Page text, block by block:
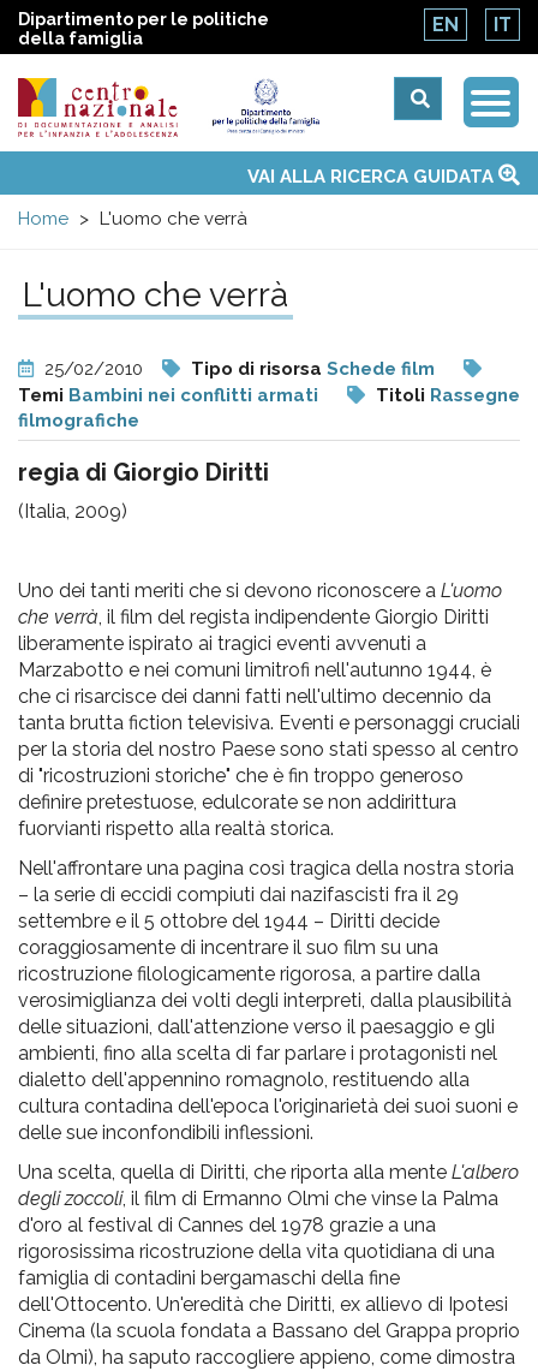
Dipartimento per le politiche
della famiglia
EN IT
Centro
nazionale
di
Documentazione
e
analisi
pr
l'infanzia
e
l'adolescenza
menu
Temi
Attività
Convenzione ONUVAI ALLA RICERCA GUIDATA
Home
L'uomo che verrà
L'uomo che verrà
25/02/2010 Tipo di risorsa Schede film
Temi Bambini nei conflitti armati Titoli Rassegne
filmografiche
regia di Giorgio Diritti
(Italia, 2009)
Uno dei tanti meriti che si devono riconoscere a L'uomo
che verrà, il film del regista indipendente Giorgio Diritti
liberamente ispirato ai tragici eventi avvenuti a
Marzabotto e nei comuni limitrofi nell'autunno 1944, è
che ci risarcisce dei danni fatti nell'ultimo decennio da
tanta brutta fiction televisiva. Eventi e personaggi cruciali
per la storia del nostro Paese sono stati spesso al centro
di "ricostruzioni storiche" che è fin troppo generoso
definire pretestuose, edulcorate se non addirittura
fuorvianti rispetto alla realtà storica.
Nell'affrontare una pagina così tragica della nostra storia
– la serie di eccidi compiuti dai nazifascisti fra il 29
settembre e il 5 ottobre del 1944 – Diritti decide
coraggiosamente di incentrare il suo film su una
ricostruzione filologicamente rigorosa, a partire dalla
verosimiglianza dei volti degli interpreti, dalla plausibilità
delle situazioni, dall'attenzione verso il paesaggio e gli
ambienti, fino alla scelta di far parlare i protagonisti nel
dialetto dell'appennino romagnolo, restituendo alla
cultura contadina dell'epoca l'originarietà dei suoi suoni e
delle sue inconfondibili inflessioni.
Una scelta, quella di Diritti, che riporta alla mente L'albero
degli zoccoli, il film di Ermanno Olmi che vinse la Palma
d'oro al festival di Cannes del 1978 grazie a una
rigorosissima ricostruzione della vita quotidiana di una
famiglia di contadini bergamaschi della fine
dell'Ottocento. Un'eredità che Diritti, ex allievo di Ipotesi
Cinema (la scuola fondata a Bassano del Grappa proprio
da Olmi), ha saputo raccogliere appieno, come dimostra